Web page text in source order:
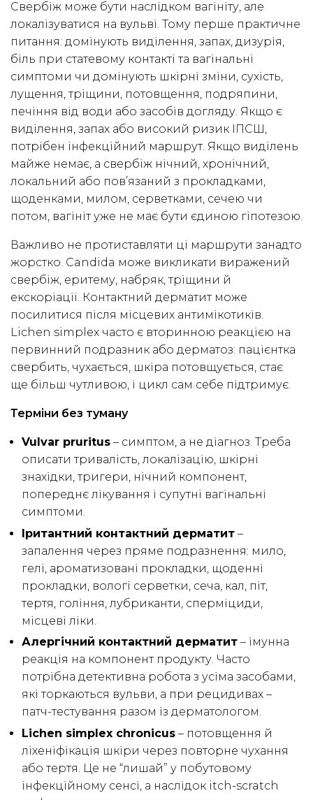
Свербіж може бути наслідком вагініту, але
локалізуватися на вульві. Тому перше практичне
питання: домінують виділення, запах, дизурія,
біль при статевому контакті та вагінальні
симптоми чи домінують шкірні зміни, сухість,
лущення, тріщини, потовщення, подряпини,
печіння від води або засобів догляду. Якщо є
виділення, запах або високий ризик ІПСШ,
потрібен інфекційний маршрут. Якщо виділень
майже немає, а свербіж нічний, хронічний,
локальний або пов’язаний з прокладками,
щоденками, милом, серветками, сечею чи
потом, вагініт уже не має бути єдиною гіпотезою.
Важливо не протиставляти ці маршрути занадто
жорстко. Candida може викликати виражений
свербіж, еритему, набряк, тріщини й
екскоріації. Контактний дерматит може
посилитися після місцевих антимікотиків.
Lichen simplex часто є вторинною реакцією на
первинний подразник або дерматоз: пацієнтка
свербить, чухається, шкіра потовщується, стає
ще більш чутливою, і цикл сам себе підтримує.
Терміни без туману
Vulvar pruritus – симптом, а не діагноз. Треба
описати тривалість, локалізацію, шкірні
знахідки, тригери, нічний компонент,
попереднє лікування і супутні вагінальні
симптоми.
Іритантний контактний дерматит –
запалення через пряме подразнення: мило,
гелі, ароматизовані прокладки, щоденні
прокладки, вологі серветки, сеча, кал, піт,
тертя, гоління, лубриканти, сперміциди,
місцеві ліки.
Алергічний контактний дерматит – імунна
реакція на компонент продукту. Часто
потрібна детективна робота з усіма засобами,
які торкаються вульви, а при рецидивах –
патч-тестування разом із дерматологом.
Lichen simplex chronicus – потовщення й
ліхеніфікація шкіри через повторне чухання
або тертя. Це не “лишай” у побутовому
інфекційному сенсі, а наслідок itch-scratch